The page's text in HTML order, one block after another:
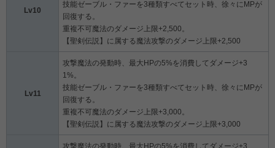
Lv10
技能ゼーブル・ファーを3種類すべてセット時、徐々にMPが
回復する。
重複不可魔法のダメージ上限+2,500。
【聖剣伝説】に属する魔法攻撃のダメージ上限+2,500
Lv11
攻撃魔法の発動時、最大HPの5%を消費してダメージ+3
1%。
技能ゼーブル・ファーを3種類すべてセット時、徐々にMPが
回復する。
重複不可魔法のダメージ上限+3,000。
【聖剣伝説】に属する魔法攻撃のダメージ上限+3,000
攻撃魔法の発動時、最大HPの5%を消費してダメージ+3